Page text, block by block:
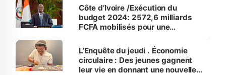
Côte d’Ivoire /Exécution du
budget 2024: 2572,6 milliards
FCFA mobilisés pour une
L’Enquête du jeudi . Économie
circulaire : Des jeunes gagnent
leur vie en donnant une nouvelle